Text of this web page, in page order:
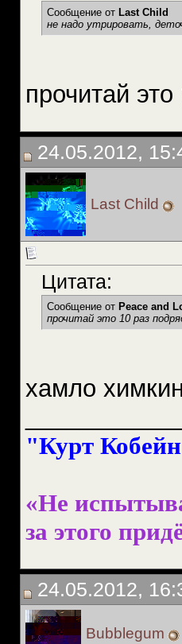
Сообщение от Last Child
не надо утрировать,
прочитай
24.05.2012,
Last Child
Цитата:
Сообщение от Peace and
прочитай это 10 раз
хамло
"Курт
«Не
за этого
24.05.2012,
Bubblegum